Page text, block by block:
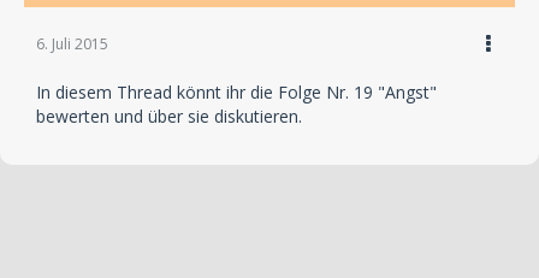
6. Juli 2015
In diesem Thread könnt ihr die Folge Nr. 19 "Angst"
bewerten und über sie diskutieren.